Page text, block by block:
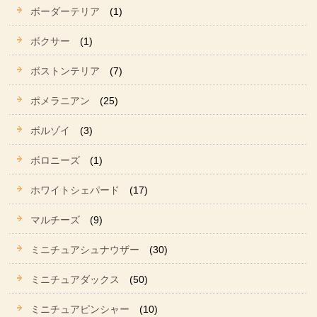
ボーダーテリア (1)
ボクサー (1)
ボストンテリア (7)
ポメラニアン (25)
ボルゾイ (3)
ボロニーズ (1)
ホワイトシェパード (17)
マルチーズ (9)
ミニチュアシュナウザー (30)
ミニチュアダックス (50)
ミニチュアピンシャー (10)